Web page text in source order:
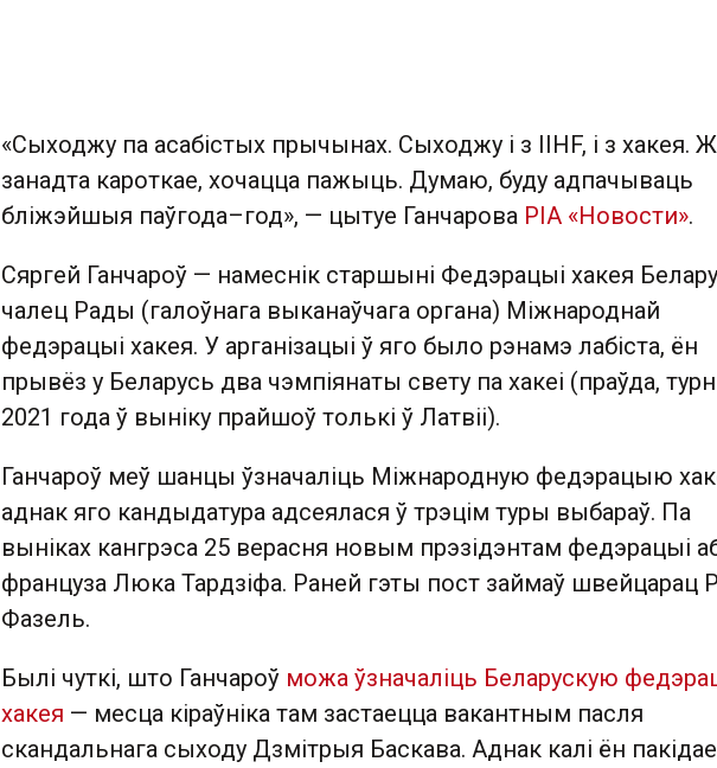
«Сыходжу па асабістых прычынах. Сыходжу і з IIHF, і з хакея.
занадта кароткае, хочацца пажыць. Думаю, буду адпачываць
бліжэйшыя паўгода– год», — цытуе Ганчарова РІА «Новости».
Сяргей Ганчароў — намеснік старшыні Федэрацыі хакея
чалец Рады (галоўнага выканаўчага органа) Міжнароднай
федэрацыі хакея. У арганізацыі ў яго было рэнамэ лабіста, ён
прывёз у Беларусь два чэмпіянаты свету па хакеі (праўда,
2021 года ў выніку прайшоў толькі ў Латвіі).
Ганчароў меў шанцы ўзначаліць Міжнародную федэрацыю
аднак яго кандыдатура адсеялася ў трэцім туры выбараў. Па
выніках кангрэса 25 верасня новым прэзідэнтам федэрацыі
француза Люка Тардзіфа. Раней гэты пост займаў швейцарац
Фазель.
Былі чуткі, што Ганчароў можа ўзначаліць Беларускую
хакея — месца кіраўніка там застаецца вакантным пасля
скандальнага сыходу Дзмітрыя Баскава. Аднак калі ён пакідае